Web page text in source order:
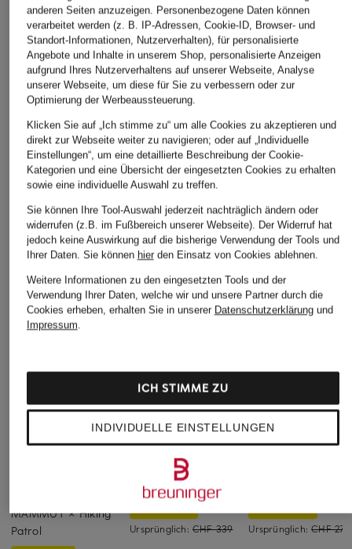
MAMMUT × Hiking
Patrol
FTC CASHMERE
Marlenehose
Ursprünglich: CHF 339 Ursprünglich:CHF 279
anderen Seiten anzuzeigen. Personenbezogene Daten können
verarbeitet werden (z. B. IP-Adressen, Cookie-ID, Browser- und
Standort-Informationen, Nutzerverhalten), für personalisierte
Angebote und Inhalte in unserem Shop, personalisierte Anzeigen
aufgrund Ihres Nutzerverhaltens auf unserer Webseite, Analyse
unserer Webseite, um diese für Sie zu verbessern oder zur
Optimierung der Werbeaussteuerung.
Klicken Sie auf „Ich stimme zu“ um alle Cookies zu akzeptieren und
direkt zur Webseite weiter zu navigieren; oder auf „Individuelle
Einstellungen“, um eine detaillierte Beschreibung der Cookie-
Kategorien und eine Übersicht der eingesetzten Cookies zu erhalten
sowie eine individuelle Auswahl zu treffen.
Sie können Ihre Tool-Auswahl jederzeit nachträglich ändern oder
widerrufen (z.B. im Fußbereich unserer Webseite). Der Widerruf hat
jedoch keine Auswirkung auf die bisherige Verwendung der Tools und
Ihrer Daten. Sie können hierden Einsatz von Cookies ablehnen.
Weitere Informationen zu den eingesetzten Tools und der
Verwendung Ihrer Daten, welche wir und unsere Partner durch die
Cookies erheben, erhalten Sie in unserer Datenschutzerklärungund
Impressum.
INDIVIDUELLE EINSTELLUNGEN
ICH STIMME ZU